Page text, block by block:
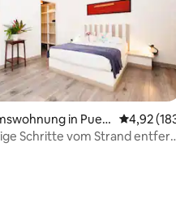
in Puert
Talamanca
4,92
Schritte vom Strand